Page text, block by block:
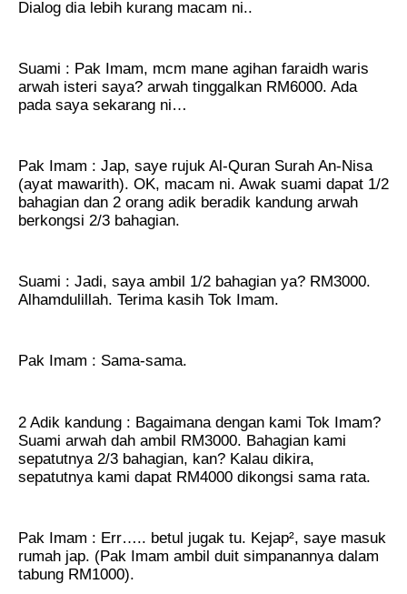
Dialog dia lebih kurang macam ni..
Suami : Pak Imam, mcm mane agihan faraidh waris
arwah isteri saya? arwah tinggalkan RM6000. Ada
pada saya sekarang ni…
Pak Imam : Jap, saye rujuk Al-Quran Surah An-Nisa
(ayat mawarith). OK, macam ni. Awak suami dapat 1/2
bahagian dan 2 orang adik beradik kandung arwah
berkongsi 2/3 bahagian.
Suami : Jadi, saya ambil 1/2 bahagian ya? RM3000.
Alhamdulillah. Terima kasih Tok Imam.
Pak Imam : Sama-sama.
2 Adik kandung : Bagaimana dengan kami Tok Imam?
Suami arwah dah ambil RM3000. Bahagian kami
sepatutnya 2/3 bahagian, kan? Kalau dikira,
sepatutnya kami dapat RM4000 dikongsi sama rata.
Pak Imam : Err….. betul jugak tu. Kejap², saye masuk
rumah jap. (Pak Imam ambil duit simpanannya dalam
tabung RM1000).